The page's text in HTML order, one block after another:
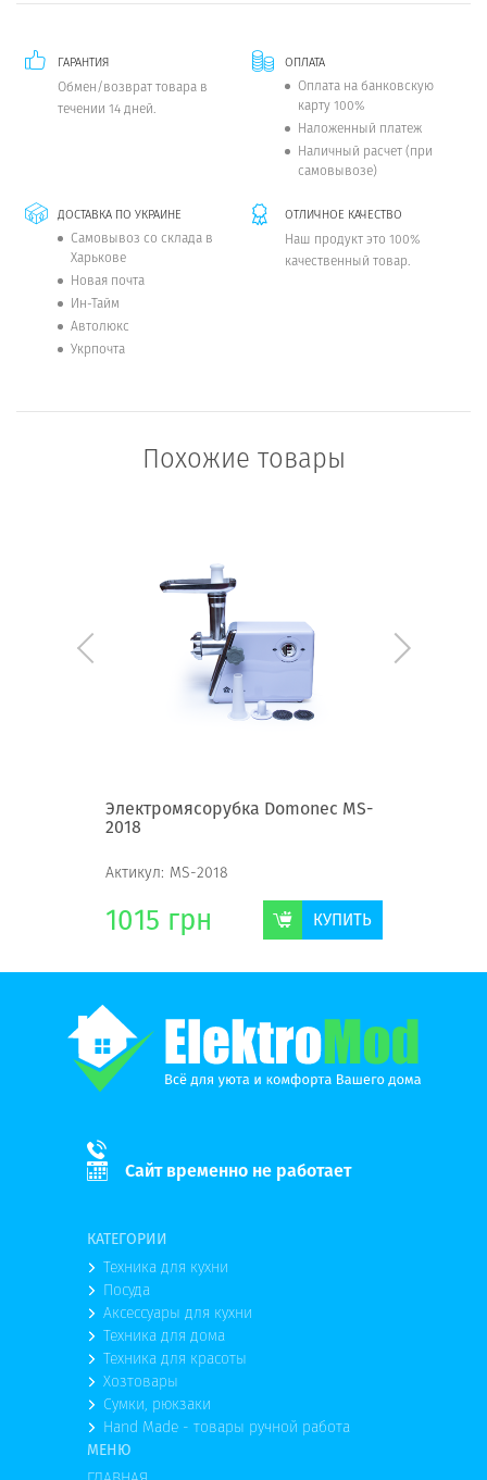
ГАРАНТИЯ
Обмен/возврат товара в
течении 14 дней.
ОПЛАТА
Оплата на банковскую
карту 100%
Наложенный платеж
Наличный расчет (при
самовывозе)
ДОСТАВКА ПО УКРАИНЕ
Самовывоз со склада в
Харькове
Новая почта
Ин-Тайм
Автолюкс
Укрпочта
ОТЛИЧНОЕ КАЧЕСТВО
Наш продукт это 100%
качественный товар.
Похожие товары
Электромясорубка Domonec MS-
2018
Актикул: MS-2018
1015 грн КУПИТЬ
Сайт временно не работает
КАТЕГОРИИ
Техника для кухни
Посуда
Аксессуары для кухни
Техника для дома
Техника для красоты
Хозтовары
Сумки, рюкзаки
Hand Made - товары ручной работа
МЕНЮ